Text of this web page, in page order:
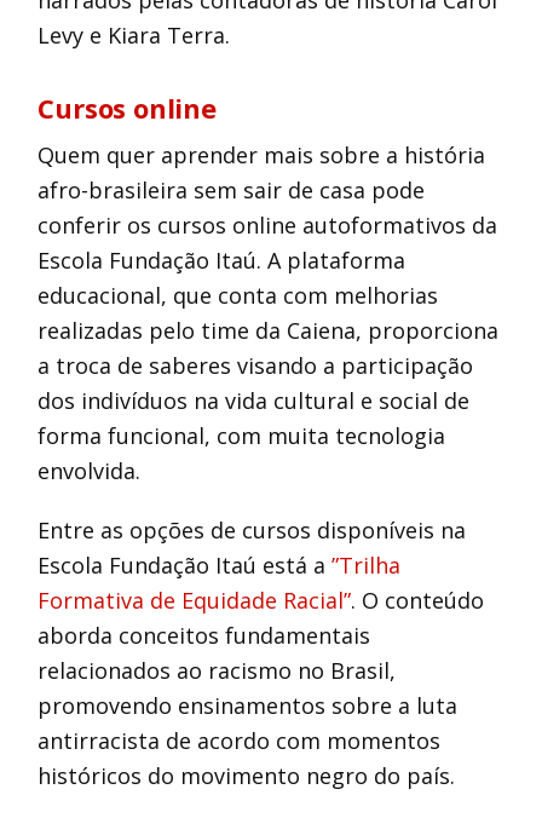
Levy e Kiara Terra.
Cursos online
Quem quer aprender mais sobre a história
afro-brasileira sem sair de casa pode
conferir os cursos online autoformativos da
Escola Fundação Itaú. A plataforma
educacional, que conta com melhorias
realizadas pelo time da Caiena, proporciona
a troca de saberes visando a participação
dos indivíduos na vida cultural e social de
forma funcional, com muita tecnologia
envolvida.
Entre as opções de cursos disponíveis na
Escola Fundação Itaú está a”Trilha
Formativa de Equidade Racial”. O conteúdo
aborda conceitos fundamentais
relacionados ao racismo no Brasil,
promovendo ensinamentos sobre a luta
antirracista de acordo com momentos
históricos do movimento negro do país.